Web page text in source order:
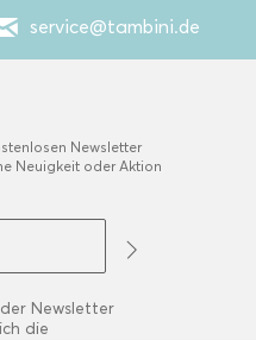
service@tambini.de
Newsletter
Neuigkeit oder Aktion
Newsletter
die